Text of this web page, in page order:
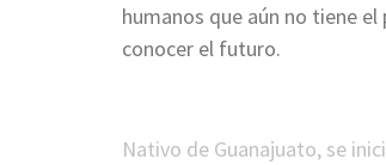
humanos que aún no tiene
conocer el futuro.
Nativo de Guanajuato, se